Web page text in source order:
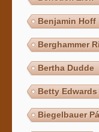
Benjamin Hoff
Berghammer
Bertha Dudde
Betty Edwards
Biegelbauer